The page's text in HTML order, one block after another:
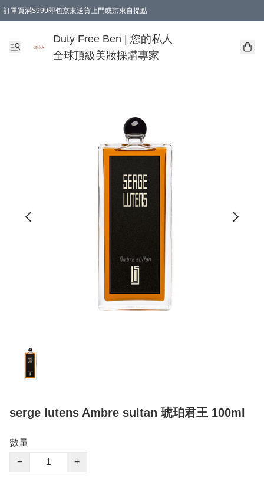
訂單買滿$999即包京東送貨上門或京東自提點
Duty Free Ben | 您的私人
全球頂級美妝採購專家
serge lutens Ambre sultan 琥珀君王 100ml
數量
−
+